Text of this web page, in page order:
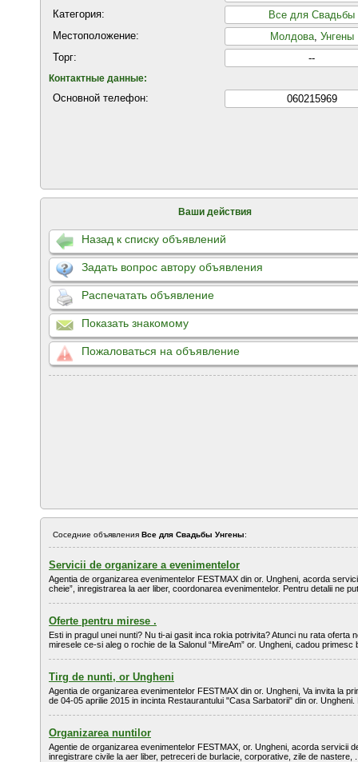
Категория:
Все для Свадьбы
Местоположение:
Молдова, Унгены
Торг:
--
Контактные данные:
Основной телефон: 060215969
Ваши действия
Назад к списку объявлений
Задать вопрос автору объявления
Распечатать объявление
Показать знакомому
Пожаловаться на объявление
Соседние объявления Все для Свадьбы Унгены:
Servicii de organizare a evenimentelor
Agentia de organizarea evenimentelor FESTMAX din or. Ungheni, acorda
cheie”, inregistrarea la aer liber, coordonarea evenimentelor. Pentru detalii ne
Oferte pentru mirese .
Esti in pragul unei nunti? Nu ti-ai gasit inca rokia potrivita? Atunci nu rata oferta
miresele ce-si aleg o rochie de la Salonul “MireAm” or. Ungheni, cadou primesc
Tirg de nunti, or Ungheni
Agentia de organizarea evenimentelor FESTMAX din or. Ungheni, Va invita la
de 04-05 aprilie 2015 in incinta Restaurantului "Casa Sarbatorii" din or. Ungheni.
Organizarea nuntilor
Agentie de organizarea evenimentelor FESTMAX, or. Ungheni, acorda servicii
inregistrare civile la aer liber, petreceri de burlacie, corporative, zile de nastere,